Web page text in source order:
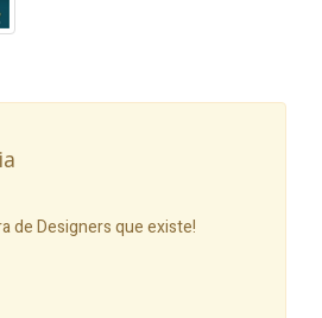
de Designers que existe!